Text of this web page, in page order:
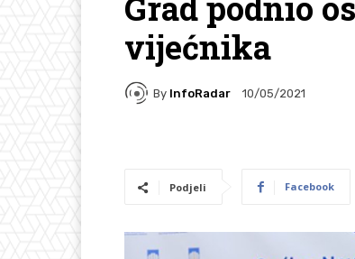
vijećnika
By InfoRadar 10/05/2021
Podjeli Facebook